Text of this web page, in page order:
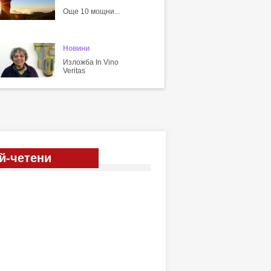
Още 10 мощни...
Новини
Изложба In Vino
Veritas
четени